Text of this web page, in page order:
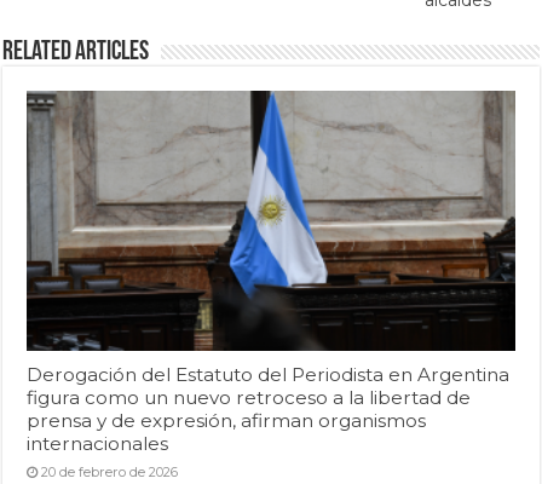
Related Articles
Derogación del Estatuto del Periodista en Argentina
figura como un nuevo retroceso a la libertad de
prensa y de expresión, afirman organismos
internacionales
20 de febrero de 2026